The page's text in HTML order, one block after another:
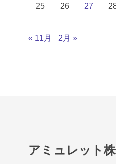
25 26 27
« 11月 2月 »
アミュレット